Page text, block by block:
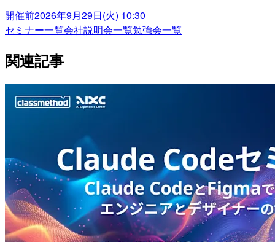
開催前2026年9月29日(火) 10:30
セミナー一覧会社説明会一覧勉強会一覧
関連記事